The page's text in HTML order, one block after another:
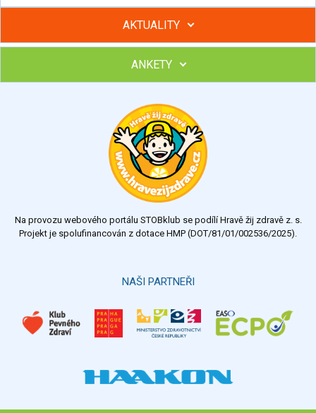
AKTUALITY
Hubněte s podporou lektorky a skupiny v kurzech STOBu
Chcete poradit s hubnutím? Najděte si odborníka STOBu ve
ANKETY
Výsledky Všechny ankety
Na provozu webového portálu STOBklub se podílí Hravě žij zdravě z. s.
Projekt je spolufinancován z dotace HMP (DOT/81/01/002536/2025).
NAŠI PARTNEŘI